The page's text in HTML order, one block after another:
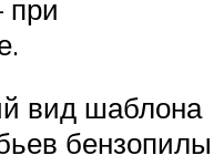
при
вид шаблона
бензопилы